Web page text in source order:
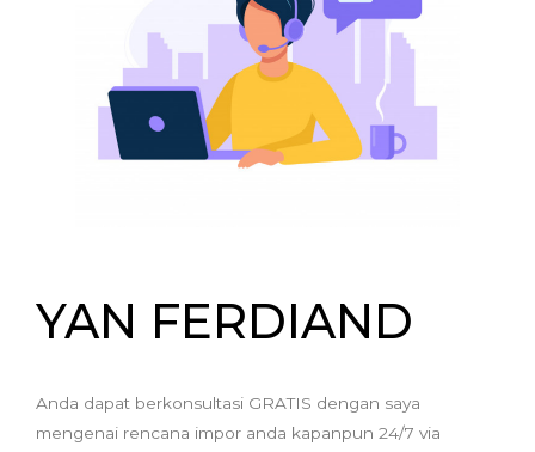
YAN FERDIAND
Anda dapat berkonsultasi GRATIS dengan saya
mengenai rencana impor anda kapanpun 24/7 via